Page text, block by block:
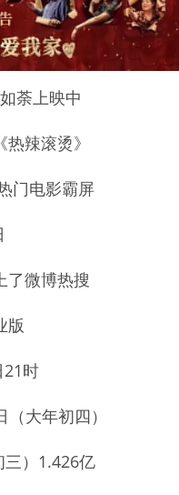
荼上映中
辣滚烫》
门电影霸屏
了微博热搜
版
21时
大年初四）
）1.426亿